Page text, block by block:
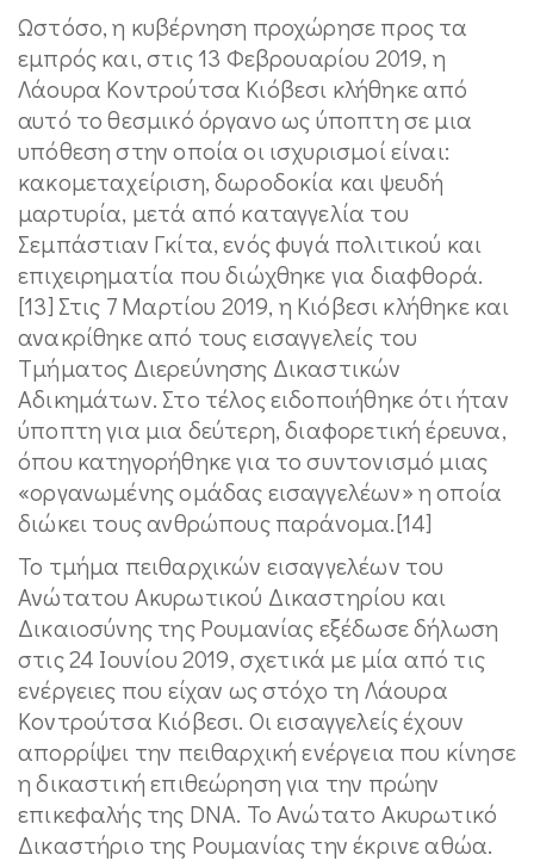
Ωστόσο, η κυβέρνηση προχώρησε προς τα
εμπρός και, στις 13 Φεβρουαρίου 2019, η
Λάουρα Κοντρούτσα Κιόβεσι κλήθηκε από
αυτό το θεσμικό όργανο ως ύποπτη σε μια
υπόθεση στην οποία οι ισχυρισμοί είναι:
κακομεταχείριση, δωροδοκία και ψευδή
μαρτυρία, μετά από καταγγελία του
Σεμπάστιαν Γκίτα, ενός φυγά πολιτικού και
επιχειρηματία που διώχθηκε για διαφθορά.
[13] Στις 7 Μαρτίου 2019, η Κιόβεσι κλήθηκε και
ανακρίθηκε από τους εισαγγελείς του
Τμήματος Διερεύνησης Δικαστικών
Αδικημάτων. Στο τέλος ειδοποιήθηκε ότι ήταν
ύποπτη για μια δεύτερη, διαφορετική έρευνα,
όπου κατηγορήθηκε για το συντονισμό μιας
«οργανωμένης ομάδας εισαγγελέων» η οποία
διώκει τους ανθρώπους παράνομα.[14]
Το τμήμα πειθαρχικών εισαγγελέων του
Ανώτατου Ακυρωτικού Δικαστηρίου και
Δικαιοσύνης της Ρουμανίας εξέδωσε δήλωση
στις 24 Ιουνίου 2019, σχετικά με μία από τις
ενέργειες που είχαν ως στόχο τη Λάουρα
Κοντρούτσα Κιόβεσι. Οι εισαγγελείς έχουν
απορρίψει την πειθαρχική ενέργεια που κίνησε
η δικαστική επιθεώρηση για την πρώην
επικεφαλής της DNA. Το Ανώτατο Ακυρωτικό
Δικαστήριο της Ρουμανίας την έκρινε αθώα.